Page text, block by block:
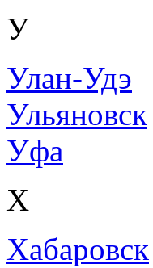
У
Улан-Удэ
Ульяновск
Уфа
Х
Хабаровск